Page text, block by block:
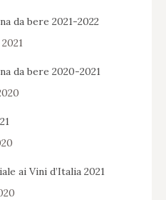
da bere 2021-2022
da bere 2020-2021
ai Vini d’Italia 2021